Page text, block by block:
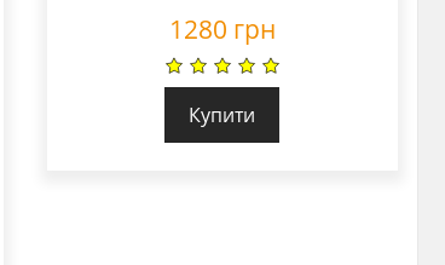
1280 грн
Купити